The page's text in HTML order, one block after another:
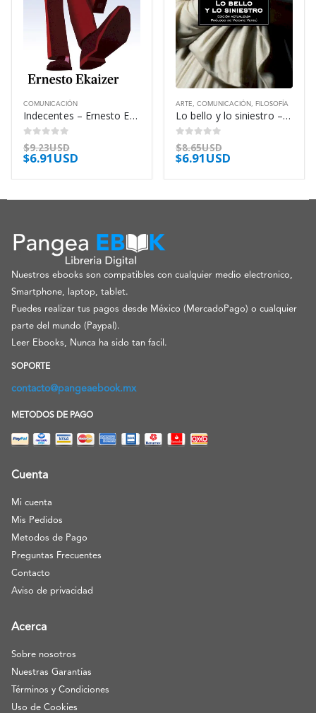
COMUNICACIÓN
Indecentes – Ernesto Ekaizer
0out of 5
$9.23USD
$6.91USD
ARTE , COMUNICACIÓN , FILOSOFÍA
Lo bello y lo siniestro – Eugenio Trías
0out of 5
$8.65USD
$6.91USD
Nuestros ebooks son compatibles con cualquier medio electronico,
Smartphone, laptop, tablet.
Puedes realizar tus pagos desde México (MercadoPago) o cualquier
parte del mundo (Paypal).
Leer Ebooks, Nunca ha sido tan facil.
SOPORTE
contacto@pangeaebook.mx
METODOS DE PAGO
Cuenta
Mi cuenta
Mis Pedidos
Metodos de Pago
Preguntas Frecuentes
Contacto
Aviso de privacidad
Acerca
Sobre nosotros
Nuestras Garantías
Términos y Condiciones
Uso de Cookies